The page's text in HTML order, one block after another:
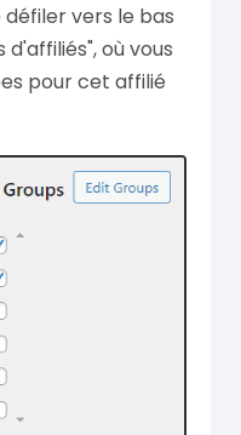
vers le bas
où vous
pour cet affilié